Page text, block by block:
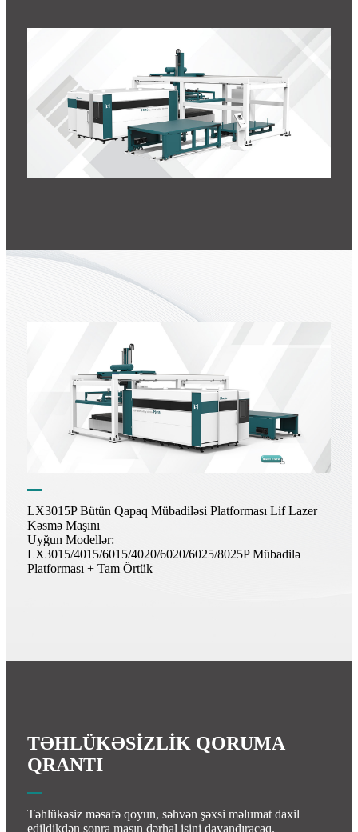
LX3015P Bütün Qapaq Mübadiləsi Platforması Lif Lazer
Kəsmə Maşını
Uyğun Modellər:
LX3015/4015/6015/4020/6020/6025/8025P Mübadilə
Platforması + Tam Örtük
TƏHLÜKƏSİZLİK QORUMA
QRANTI
Təhlükəsiz məsafə qoyun, səhvən şəxsi məlumat daxil
edildikdən sonra maşın dərhal işini dayandıracaq.